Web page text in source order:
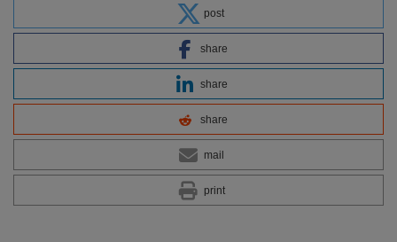
post
share
share
share
mail
print